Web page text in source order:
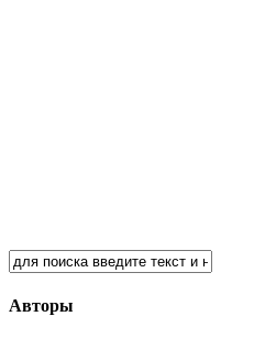
Авторы